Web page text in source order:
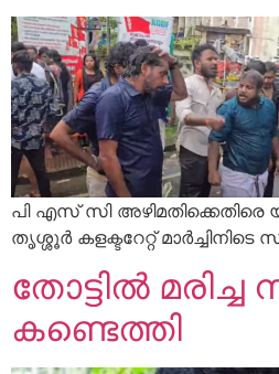
പി എസ് സി അഴിമതിക്കെതിരെ
തൃശ്ശൂർ കളക്ടറേറ്റ്
തോട്ടിൽ മരിച്ച
കണ്ടെത്തി